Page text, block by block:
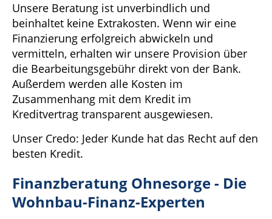
Unsere Beratung ist unverbindlich und
beinhaltet keine Extrakosten. Wenn wir eine
Finanzierung erfolgreich abwickeln und
vermitteln, erhalten wir unsere Provision über
die Bearbeitungsgebühr direkt von der Bank.
Außerdem werden alle Kosten im
Zusammenhang mit dem Kredit im
Kreditvertrag transparent ausgewiesen.
Unser Credo: Jeder Kunde hat das Recht auf den
besten Kredit.
Finanzberatung Ohnesorge - Die
Wohnbau-Finanz-Experten